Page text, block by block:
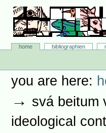
content.
navigation
Bibliographie-Portal
Sectionshome bibliographien
you are here:
→ svá beitum
ideological